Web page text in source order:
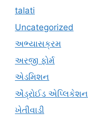
talati
Uncategorized
અભ્યાસક્રમ
અરજી ફોર્મ
એડમિશન
એંડ્રોઈડ એપ્લિકેશન
ખેતીવાડી